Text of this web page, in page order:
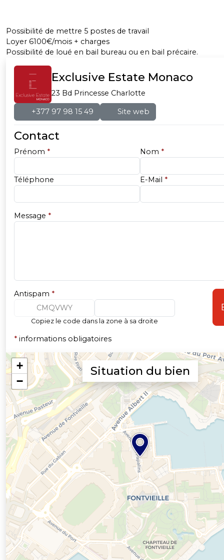
Possibilité de mettre 5 postes de travail
Loyer 6100€/mois + charges
Possibilité de loué en bail bureau ou en bail précaire.
Exclusive Estate Monaco
23 Bd Princesse Charlotte
+377 97 98 15 49 Site web
Contact
Prénom * Nom *
Téléphone E-Mail *
Message *
Antispam *
CMQVWY
Copiez le code dans la zone à sa droite
* informations obligatoires
Situation du bien